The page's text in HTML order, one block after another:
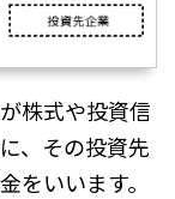
株式や投資信
、その投資先
をいいます。